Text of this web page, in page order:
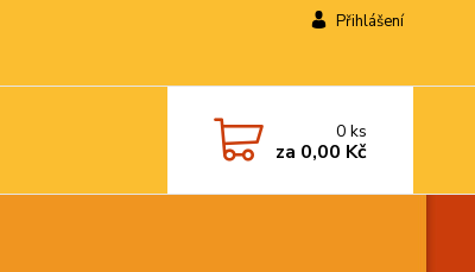
Přihlášení
0ks
za 0,00 Kč